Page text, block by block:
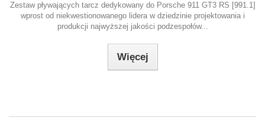
Zestaw pływających tarcz dedykowany do Porsche 911 GT3 RS [991.1]
wprost od niekwestionowanego lidera w dziedzinie projektowania i
produkcji najwyższej jakości podzespołów...
Więcej